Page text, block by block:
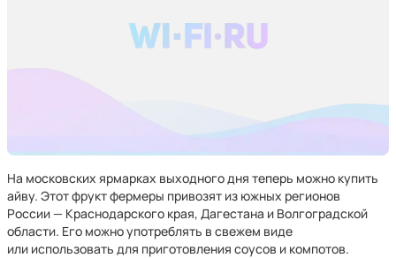
На московских ярмарках выходного дня теперь можно купить
айву. Этот фрукт фермеры привозят из южных регионов
России — Краснодарского края, Дагестана и Волгоградской
области. Его можно употреблять в свежем виде
или использовать для приготовления соусов и компотов.